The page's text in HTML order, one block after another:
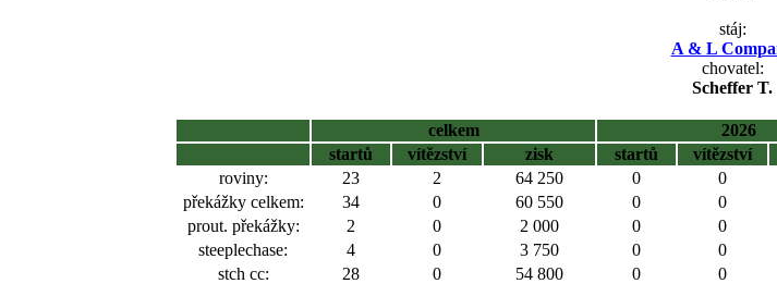
stáj:
A & L
chovatel:
Scheffer T.
celkem
2026
startů
vítězství zisk startů vítězství
roviny:
23 2 64 250 0 0
překážky celkem:
34 0 60 550 0 0
prout. překážky:
2 0 2 000 0 0
steeplechase:
4 0 3 750 0 0
stch cc:
28 0 54 800 0 0